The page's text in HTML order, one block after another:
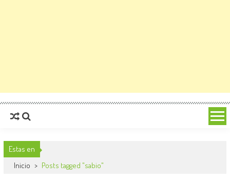
Estas en
Inicio > Posts tagged "sabio"